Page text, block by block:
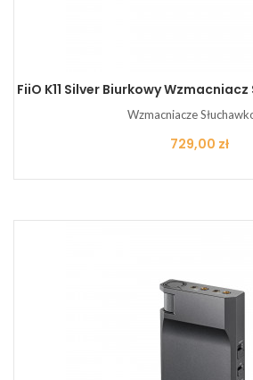
FiiO K11 Silver Biurkowy
Wzmacniacze
Cena
729,00 zł